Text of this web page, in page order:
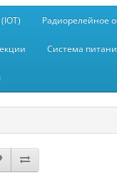
Радиорелейное
Система